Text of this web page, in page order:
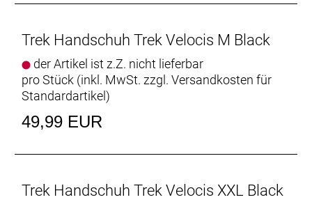
Trek Handschuh Trek Velocis M Black
der Artikel ist z.Z. nicht lieferbar
pro Stück (inkl. MwSt. zzgl. Versandkosten für
Standardartikel)
49,99 EUR
Trek Handschuh Trek Velocis XXL Black